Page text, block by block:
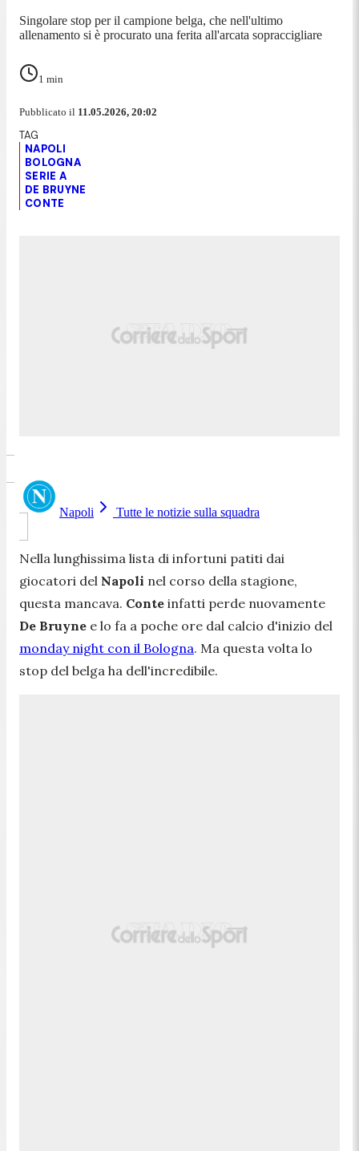
Singolare stop per il campione belga, che nell'ultimo
allenamento si è procurato una ferita all'arcata sopraccigliare
1 min
Pubblicato il 11.05.2026, 20:02
NAPOLI
BOLOGNA
SERIE A
DE BRUYNE
CONTE
Napoli Tutte le notizie sulla squadra
Nella lunghissima lista di infortuni patiti dai
giocatori del Napoli nel corso della stagione,
questa mancava. Conte infatti perde nuovamente
De Bruyne e lo fa a poche ore dal calcio d'inizio del
monday night con il Bologna. Ma questa volta lo
stop del belga ha dell'incredibile.